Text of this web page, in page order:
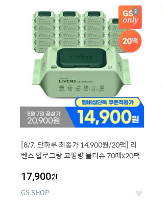
[8/7, 단하루 최종가 14,900원/20팩] 리
벤스 알로그랑 고평량 물티슈 70매x20팩
17,900원
GS SHOP 좋
상
세